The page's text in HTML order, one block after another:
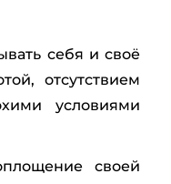
себя и своё
отсутствием
условиями
своей